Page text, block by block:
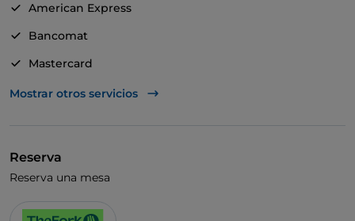
American Express
Bancomat
Mastercard
TheFork PAY
Cocktail
Mostrar otros servicios
Reserva
Reserva una mesa